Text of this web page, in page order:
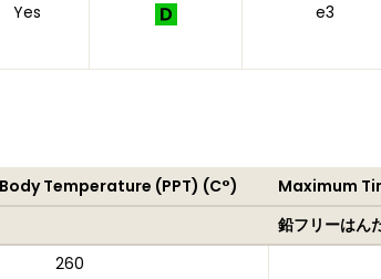
Yes e3
Temperature (PPT) (C°)
Maximum
鉛フリーはん
260